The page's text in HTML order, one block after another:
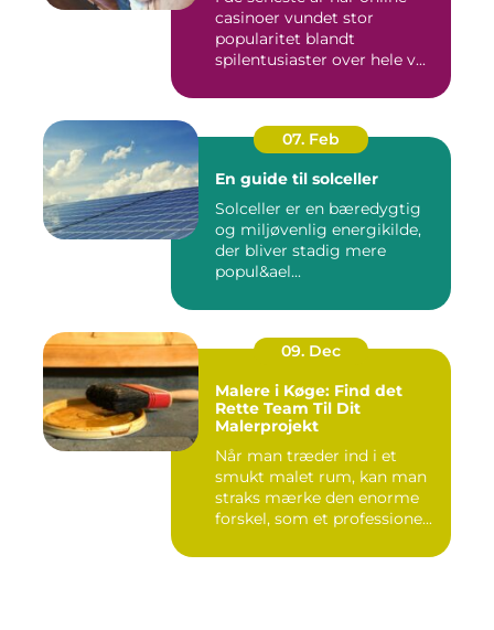
casinoer vundet stor
popularitet blandt
spilentusiaster over hele v...
07. Feb
En guide til solceller
Solceller er en bæredygtig
og miljøvenlig energikilde,
der bliver stadig mere
popul&ael...
09. Dec
Malere i Køge: Find det
Rette Team Til Dit
Malerprojekt
Når man træder ind i et
smukt malet rum, kan man
straks mærke den enorme
forskel, som et professione...